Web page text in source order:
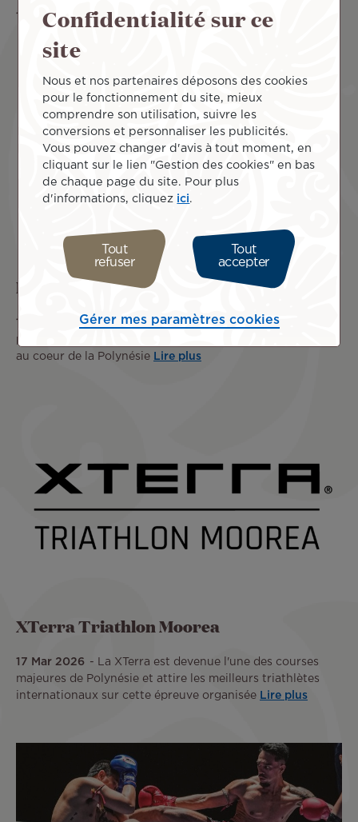
11 Mar 2026 Cap sur Sydney à deux Lire plus
La XTerra Tahiti Transtahitienne
17 Mar 2026
Le XTERRA Tahiti Transtahitienne invite les
passionnés de sport outdoor à vivre une aventure unique
au coeur de la Polynésie Lire plus
XTerra Triathlon Moorea
17 Mar 2026
La XTerra est devenue l'une des courses
majeures de Polynésie et attire les meilleurs triathlètes
internationaux sur cette épreuve organisée Lire plus
Confidentialité sur ce
site
Nous et nos partenaires déposons des cookies
pour le fonctionnement du site, mieux
comprendre son utilisation, suivre les
conversions et personnaliser les publicités.
Vous pouvez changer d'avis à tout moment, en
cliquant sur le lien "Gestion des cookies" en bas
de chaque page du site. Pour plus
d'informations, cliquez ici
Tout
refuser
Tout
accepter
Gérer mes paramètres cookies